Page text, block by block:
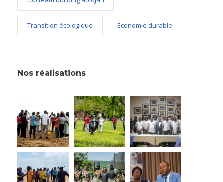
Transition écologique Économie durable
Nos réalisations